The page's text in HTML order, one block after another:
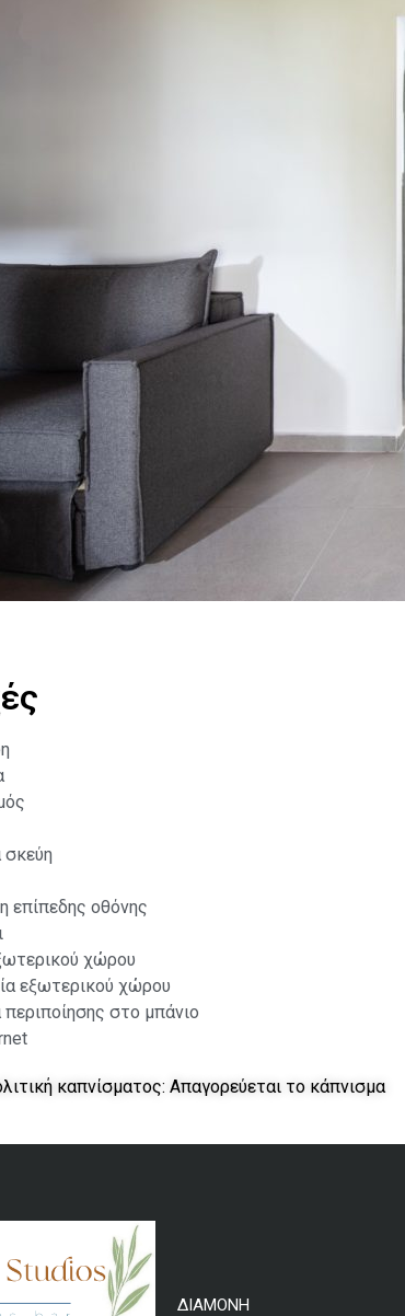
σκεύη
επίπεδης οθόνης
χώρου
εξωτερικού χώρου
στο μπάνιο
καπνίσματος: Απαγορεύεται το κάπνισμα
ΔΙΑΜΟΝΗ